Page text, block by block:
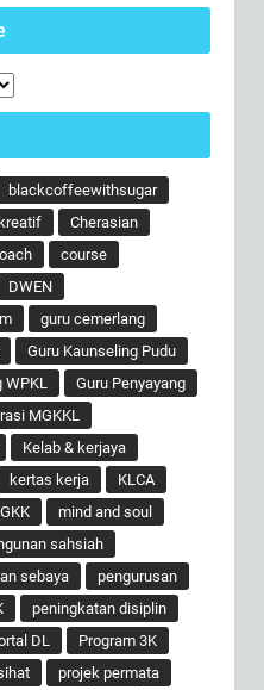
blackcoffeewithsugar
Cherasian
course
DWEN
guru cemerlang
Guru Kaunseling Pudu
WPKL
Guru Penyayang
MGKKL
Kelab & kerjaya
kertas kerja
KLCA
mind and soul
sahsiah
sebaya
pengurusan
peningkatan disiplin
DL
Program 3K
projek permata